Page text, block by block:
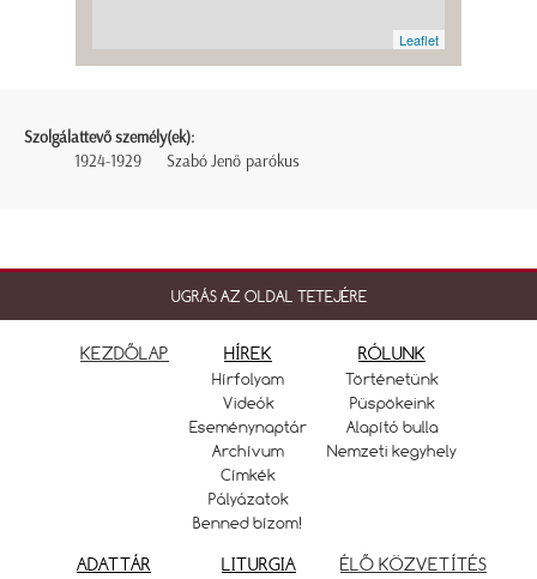
Leaflet
Szolgálattevő személy(ek):
1924-1929
Szabó Jenő parókus
UGRÁS AZ OLDAL TETEJÉRE
KEZDŐLAP HÍREK
Hírfolyam
Videók
Eseménynaptár
Archívum
Címkék
Pályázatok
Benned bízom!
RÓLUNK
Történetünk
Püspökeink
Alapító bulla
Nemzeti kegyhely
ADATTÁR LITURGIA ÉLŐ KÖZVETÍTÉS